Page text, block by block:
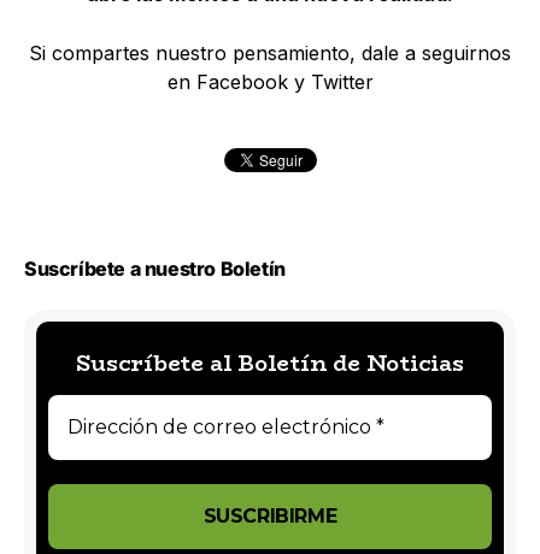
Si compartes nuestro pensamiento, dale a seguirnos
en Facebook y Twitter
Suscríbete a nuestro Boletín
Suscríbete al Boletín de Noticias